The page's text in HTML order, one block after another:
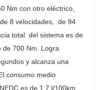
Nm con otro eléctrico,
de 8 velocidades, de 94
total del sistema es de
de 700 Nm. Logra
y alcanza una
consumo medio
es de 1,7 l/100km.